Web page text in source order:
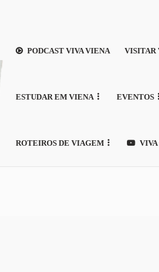
PODCAST VIVA VIENA VISITAR
ESTUDAR EM VIENA EVENTOS
ROTEIROS DE VIAGEM